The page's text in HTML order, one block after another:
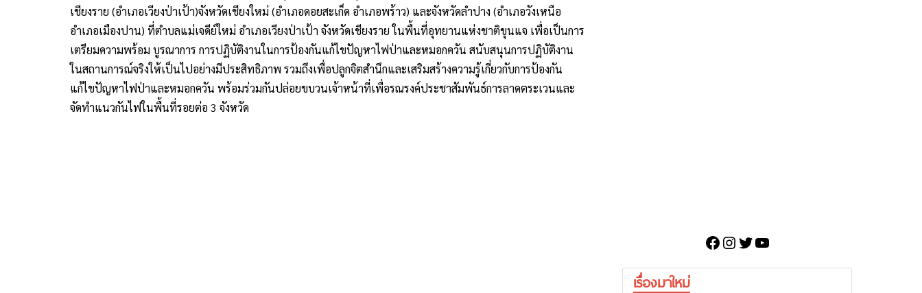
เชียงราย (อำเภอเวียงป่าเป้า)จังหวัดเชียงใหม่ (อำเภอดอยสะเก็ด อำเภอพร้าว) และจังหวัดลำปาง (อำเภอวังเหนือ
อำเภอเมืองปาน) ที่ตำบลแม่เจดีย์ใหม่ อำเภอเวียงป่าเป้า จังหวัดเชียงราย ในพื้นที่อุทยานแห่งชาติขุนแจ เพื่อเป็นการ
เตรียมความพร้อม บูรณาการ การปฏิบัติงานในการป้องกันแก้ไขปัญหาไฟป่าและหมอกควัน สนับสนุนการปฏิบัติงาน
ในสถานการณ์จริงให้เป็นไปอย่างมีประสิทธิภาพ รวมถึงเพื่อปลูกจิตสำนึกและเสริมสร้างความรู้เกี่ยวกับการป้องกัน
แก้ไขปัญหาไฟป่าและหมอกควัน พร้อมร่วมกันปล่อยขบวนเจ้าหน้าที่เพื่อรณรงค์ประชาสัมพันธ์การลาดตระเวนและ
จัดทำแนวกันไฟในพื้นที่รอยต่อ 3 จังหวัด
Facebook
Instagram
Twitter
YouTube
เรื่องมาใหม่